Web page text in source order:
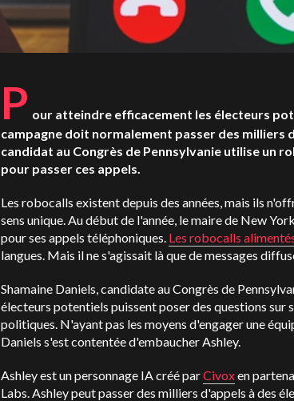
P our atteindre efficacement les électeurs
campagne doit normalement passer des milliers
candidat au Congrès de Pennsylvanie utilise un
pour passer ces appels.
Les robocalls existent depuis des années, mais ils
sens unique. Au début de l'année, le maire de New
pour ses appels téléphoniques. Les robocalls
langues. Mais il ne s'agissait là que de messages
Shamaine Daniels, candidate au Congrès de
électeurs potentiels puissent poser des questions sur
politiques. N'ayant pas les moyens d'engager une
Daniels s'est contentée d'embaucher Ashley.
Ashley est un personnage IA créé parCivoxen
Labs. Ashley peut passer des milliers d'appels à des